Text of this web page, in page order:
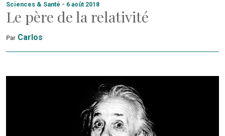
Sciences & Santé - 6 août 2018
Le père de la relativité
Par Carlos